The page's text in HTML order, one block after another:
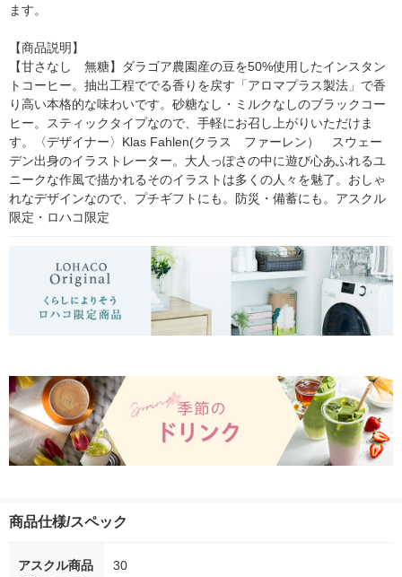
ます。
【商品説明】
【甘さなし　無糖】ダラゴア農園産の豆を50%使用したインスタン
トコーヒー。抽出工程ででる香りを戻す「アロマプラス製法」で香
り高い本格的な味わいです。砂糖なし・ミルクなしのブラックコー
ヒー。スティックタイプなので、手軽にお召し上がりいただけま
す。〈デザイナー〉Klas Fahlen(クラス　ファーレン）　スウェー
デン出身のイラストレーター。大人っぽさの中に遊び心あふれるユ
ニークな作風で描かれるそのイラストは多くの人々を魅了。おしゃ
れなデザインなので、プチギフトにも。防災・備蓄にも。アスクル
限定・ロハコ限定
商品仕様/スペック
アスクル商品
30